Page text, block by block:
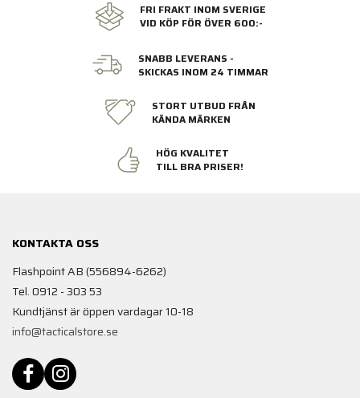
FRI FRAKT INOM SVERIGE
VID KÖP FÖR ÖVER 600:-
SNABB LEVERANS -
SKICKAS INOM 24 TIMMAR
STORT UTBUD FRÅN
KÄNDA MÄRKEN
HÖG KVALITET
TILL BRA PRISER!
KONTAKTA OSS
Flashpoint AB (556894-6262)
Tel. 0912 - 303 53
Kundtjänst är öppen vardagar 10-18
info@tacticalstore.se